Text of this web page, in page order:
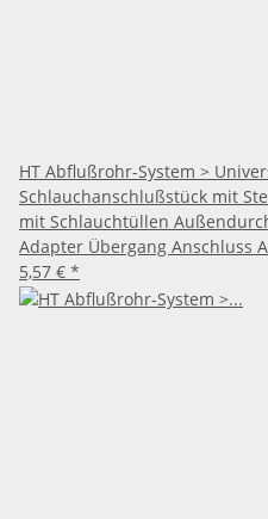
HT Abflußrohr-System >
Schlauchanschlußstück mit
mit Schlauchtüllen
Adapter Übergang Anschluss
5,57 € *